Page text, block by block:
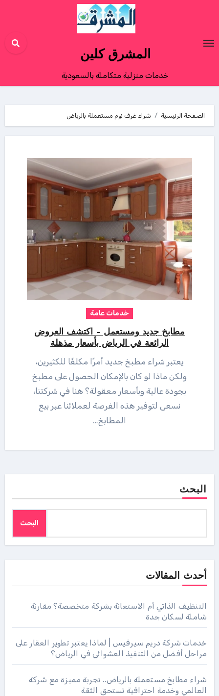
المشرق كلين
خدمات منزلية متكاملة بالسعودية
الصفحة الرئيسية شراء غرف نوم مستعملة بالرياض
خدمات عامة
مطابخ جديد ومستعمل – اكتشف العروض
الرائعة في الرياض بأسعار مذهلة
يعتبر شراء مطبخ جديد أمرًا مكلفًا للكثيرين،
ولكن ماذا لو كان بالإمكان الحصول على مطبخ
بجودة عالية وبأسعار معقولة؟ هنا في شركتنا،
نسعى لتوفير هذه الفرصة لعملائنا عبر بيع
المطابخ…
البحث
البحث
أحدث المقالات
التنظيف الذاتي أم الاستعانة بشركة متخصصة؟ مقارنة
شاملة لسكان جدة
خدمات شركة دريم سيرفيس | لماذا يعتبر تطوير العقار على
مراحل أفضل من التنفيذ العشوائي في الرياض؟
شراء مطابخ مستعملة بالرياض.. تجربة مميزة مع شركة
العالمي وخدمة احترافية تستحق الثقة